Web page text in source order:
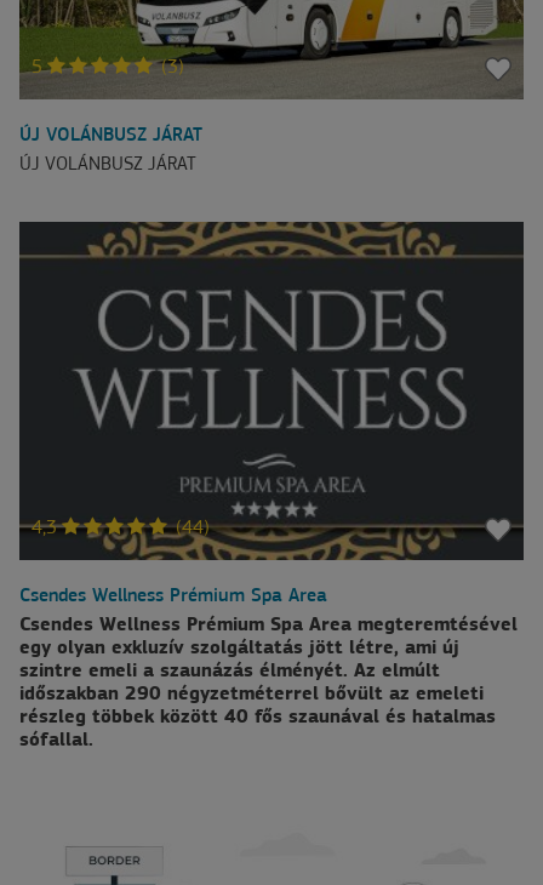
5 (3)
ÚJ VOLÁNBUSZ JÁRAT
ÚJ VOLÁNBUSZ JÁRAT
4,3 (44)
Csendes Wellness Prémium Spa Area
Csendes Wellness Prémium Spa Area megteremtésével
egy olyan exkluzív szolgáltatás jött létre, ami új
szintre emeli a szaunázás élményét. Az elmúlt
időszakban 290 négyzetméterrel bővült az emeleti
részleg többek között 40 fős szaunával és hatalmas
sófallal.